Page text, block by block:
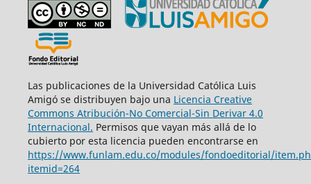
Las publicaciones de la Universidad Católica Luis
Amigó se distribuyen bajo una Licencia Creative
Commons Atribución-No Comercial-Sin Derivar 4.0
Internacional. Permisos que vayan más allá de lo
cubierto por esta licencia pueden encontrarse en
https://www.funlam.edu.co/modules/fondoeditorial/
itemid=264